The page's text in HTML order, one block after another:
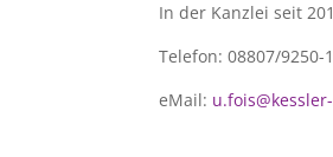
In der Kanzlei seit
Telefon: 08807/9250-
eMail: